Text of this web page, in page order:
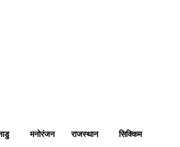
मनोरंजन राजस्थान सिक्किम